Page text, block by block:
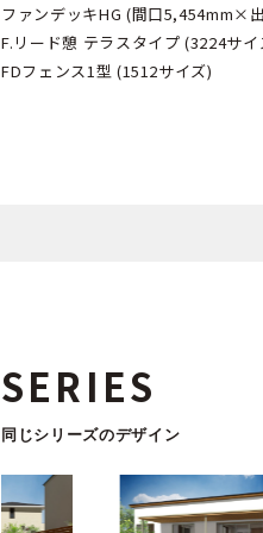
ファンデッキHG (間口5,454mm×
F.リード憩 テラスタイプ (3224サイ
FDフェンス1型 (1512サイズ)
SERIES
同じシリーズのデザイン